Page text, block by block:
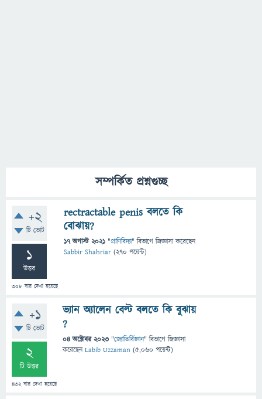
সম্পর্কিত প্রশ্নগুচ্ছ
+2
টি ভোট
1
উত্তর
308 বার দেখা হয়েছে
rectractable penis বলতে কি
বোঝায়?
17 অগাস্ট 2021 "প্রাণিবিদ্যা" বিভাগে জিজ্ঞাসাকরেছেন
Sabbir Shahriar (270 পয়েন্ট)
+1
টি ভোট
2
টি উত্তর
432বার দেখা হয়েছে
ভ্যান অ্যালেন বেল্ট বলতে কি বুঝায়
?
04 অক্টোবর 2023 "জ্যোতির্বিজ্ঞান" বিভাগে জিজ্ঞাসা
করেছেনLabib Uzzaman (5,060 পয়েন্ট)